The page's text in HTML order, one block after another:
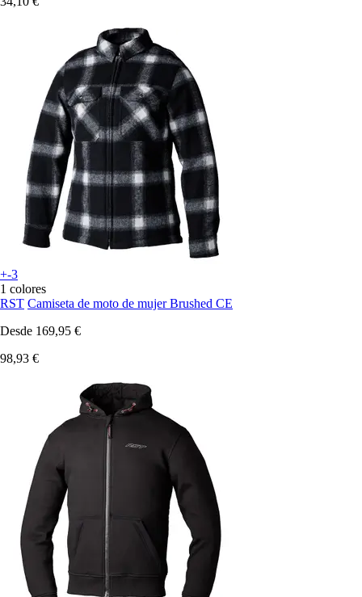
+-3
1 colores
RST Camiseta de moto de mujer Brushed CE
Desde 169,95 €
98,93 €